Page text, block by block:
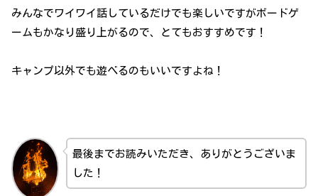
みんなでワイワイ話しているだけでも楽しいですがボードゲ
ームもかなり盛り上がるので、とてもおすすめです！
キャンプ以外でも遊べるのもいいですよね！
最後までお読みいただき、ありがとうございま
した！